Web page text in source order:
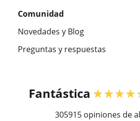
Comunidad
Novedades y Blog
Preguntas y respuestas
Fantástica
305915 opiniones de